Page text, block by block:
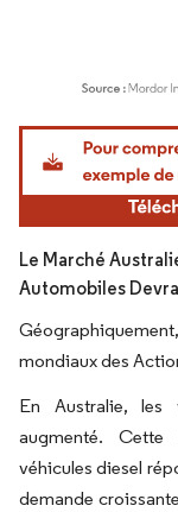
Image © Mordor
Le Marché
Automobiles
mondiaux des
En Australie, les
augmenté.
véhicules diesel
demande